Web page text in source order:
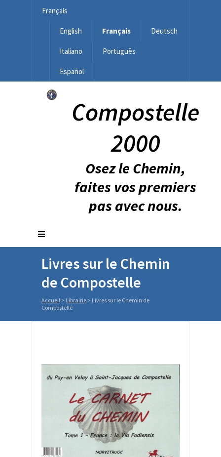
Français
English Français Deutsch
Italiano Português
Español
Compostelle
2000
Osez le Chemin,
faites vos premiers
pas avec nous.
Livres sur le Chemin
de Compostelle
Accueil > Librairie > Livres sur le Chemin de
Compostelle